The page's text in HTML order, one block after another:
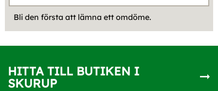
Bli den första att lämna ett omdöme.
HITTA TILL BUTIKEN I
SKURUP